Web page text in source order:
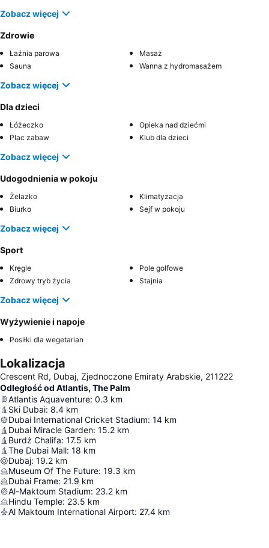
Zobacz więcej
Zdrowie
Łaźnia parowa
Masaż
Sauna
Wanna z hydromasażem
Zobacz więcej
Dla dzieci
Łóżeczko
Opieka nad dziećmi
Plac zabaw
Klub dla dzieci
Zobacz więcej
Udogodnienia w pokoju
Żelazko
Klimatyzacja
Biurko
Sejf w pokoju
Zobacz więcej
Sport
Kręgle
Pole golfowe
Zdrowy tryb życia
Stajnia
Zobacz więcej
Wyżywienie i napoje
Posiłki dla wegetarian
Lokalizacja
Crescent Rd, Dubaj, Zjednoczone Emiraty Arabskie, 211222
Odległość od Atlantis, The Palm
Atlantis Aquaventure: 0.3 km
Ski Dubai: 8.4 km
Dubai International Cricket Stadium: 14 km
Dubai Miracle Garden: 15.2 km
Burdż Chalifa: 17.5 km
The Dubai Mall: 18 km
Dubaj: 19.2 km
Museum Of The Future: 19.3 km
Dubai Frame: 21.9 km
Al-Maktoum Stadium: 23.2 km
Hindu Temple: 23.5 km
Al Maktoum International Airport: 27.4 km